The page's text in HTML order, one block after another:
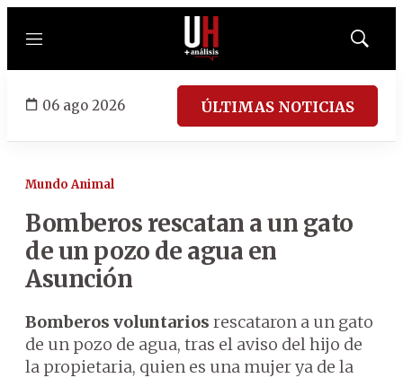
Menú
Mostrar
06 ago 2026 ÚLTIMAS NOTICIAS
Mundo Animal
Bomberos rescatan a un gato
de un pozo de agua en
Asunción
Bomberos voluntarios rescataron a un gato
de un pozo de agua, tras el aviso del hijo de
la propietaria, quien es una mujer ya de la